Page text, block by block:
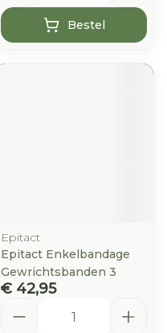
Bestel
Epitact
Epitact Enkelbandage
Gewrichtsbanden 3
€ 42,95